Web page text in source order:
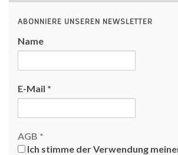
ABONNIERE UNSEREN NEWSLETTER
Name
E-Mail *
AGB *
Ich stimme der Verwendung